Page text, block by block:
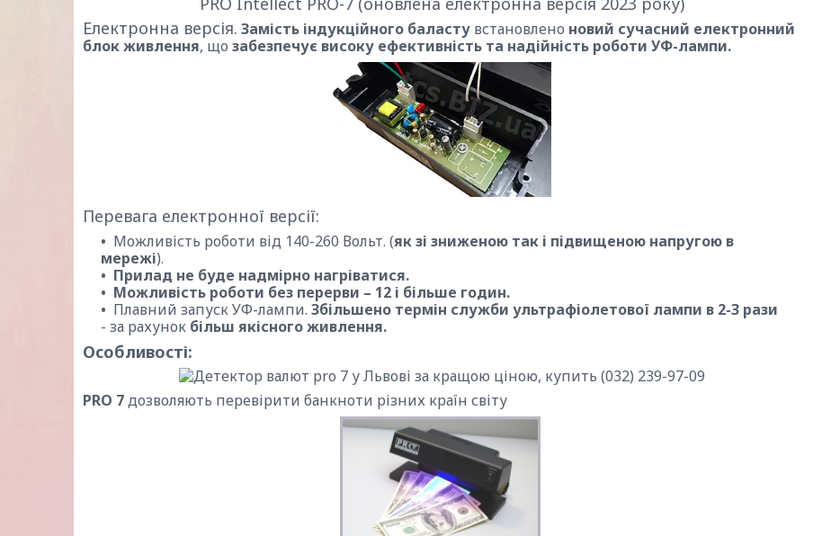
Електронна версія. Замість індукційного баласту встановлено новий сучасний електронний
блок живлення, що забезпечує високу ефективність та надійність роботи УФ-лампи.
Перевага електронної версії:
Можливість роботи від 140-260 Вольт. (як зі зниженою так і підвищеною напругою в
мережі).
Прилад не буде надмірно нагріватися.
Можливість роботи без перерви – 12 і більше годин.
Плавний запуск УФ-лампи. Збільшено термін служби ультрафіолетової лампи в 2-3 рази
- за рахунок більш якісного живлення.
Особливості:
PRO 7дозволяють перевірити банкноти різних країн світу